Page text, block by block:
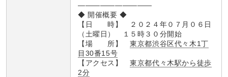
――――――――――
◆ 開催概要 ◆
【日 時】 ２０２４年０７月０６日
（土曜日） １５時３０分開始
【場 所】東京都渋谷区代々木1丁
目30番15号
【アクセス】東京都代々木駅から徒歩
2分